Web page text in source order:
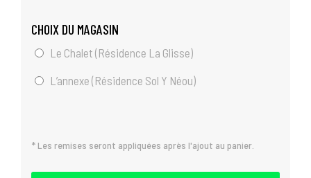
CHOIX DU MAGASIN
Le Chalet (Résidence La Glisse)
L’annexe (Résidence Sol Y Néou)
* Les remises seront appliquées après l'ajout au panier.